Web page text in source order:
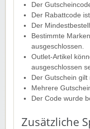
Der
Der Rabattcode
Der
Bestimmte
ausgeschlossen.
Outlet-Artikel
ausgeschlossen
Der Gutschein gilt
Mehrere
Der Code wurde
Zusätzliche